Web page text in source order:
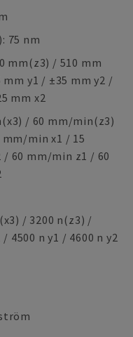
75 nm
mm(z3) / 510 mm
y1 / ±35 mm y2 /
mm x2
/ 60 mm/min(z3)
min x1 / 15
60 mm/min z1 / 60
/ 3200 n(z3) /
4500 n y1 / 4600 n y2